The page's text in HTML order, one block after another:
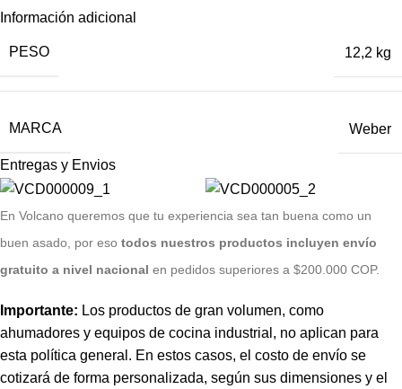
Información adicional
PESO 12,2 kg
MARCA Weber
Entregas y Envios
En Volcano queremos que tu experiencia sea tan buena como un
buen asado, por eso todos nuestros productos incluyen envío
gratuito a nivel nacional en pedidos superiores a $200.000 COP.
Importante: Los productos de gran volumen, como
ahumadores y equipos de cocina industrial, no aplican para
esta política general. En estos casos, el costo de envío se
cotizará de forma personalizada, según sus dimensiones y el